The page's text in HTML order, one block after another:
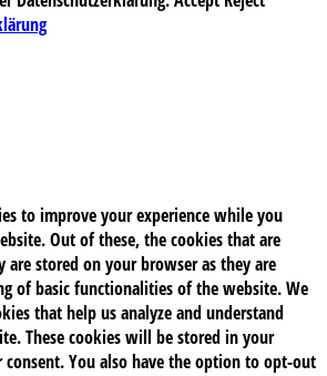
to improve your experience while you
Out of these, the cookies that are
are stored on your browser as they are
of basic functionalities of the website. We
that help us analyze and understand
These cookies will be stored in your
You also have the option to opt-out